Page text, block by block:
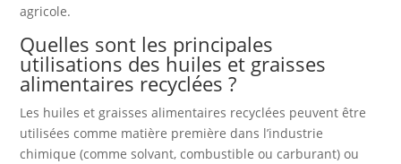
agricole.
Quelles sont les principales
utilisations des huiles et graisses
alimentaires recyclées ?
Les huiles et graisses alimentaires recyclées peuvent être
utilisées comme matière première dans l’industrie
chimique (comme solvant, combustible ou carburant) ou